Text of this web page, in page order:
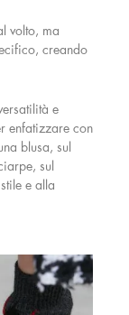
volto, ma
creando
e
enfatizzare con
blusa, sul
sul
e alla